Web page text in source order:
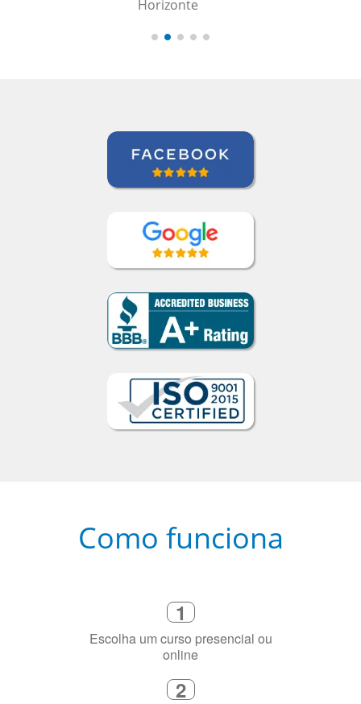
Curso de em Belo Horizonte
Como funciona
1
Escolha um curso presencial ou
online
2